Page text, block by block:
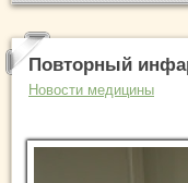
Повторный
Новости медицины